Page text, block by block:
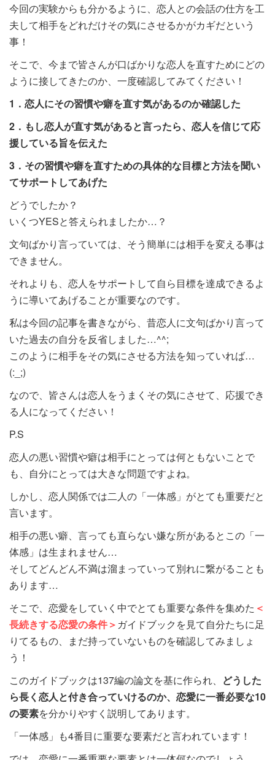
今回の実験からも分かるように、恋人との会話の仕方を工
夫して相手をどれだけその気にさせるかがカギだという
事！
そこで、今まで皆さんが口ばかりな恋人を直すためにどの
ように接してきたのか、一度確認してみてください！
1．恋人にその習慣や癖を直す気があるのか確認した
2．もし恋人が直す気があると言ったら、恋人を信じて応
援している旨を伝えた
3．その習慣や癖を直すための具体的な目標と方法を聞い
てサポートしてあげた
どうでしたか？
いくつYESと答えられましたか…？
文句ばかり言っていては、そう簡単には相手を変える事は
できません。
それよりも、恋人をサポートして自ら目標を達成できるよ
うに導いてあげることが重要なのです。
私は今回の記事を書きながら、昔恋人に文句ばかり言って
いた過去の自分を反省しました…^^;
このように相手をその気にさせる方法を知っていれば…
(:_;)
なので、皆さんは恋人をうまくその気にさせて、応援でき
る人になってください！
P.S
恋人の悪い習慣や癖は相手にとっては何ともないことで
も、自分にとっては大きな問題ですよね。
しかし、恋人関係では二人の「一体感」がとても重要だと
言います。
相手の悪い癖、言っても直らない嫌な所があるとこの「一
体感」は生まれません…
そしてどんどん不満は溜まっていって別れに繋がることも
あります…
そこで、恋愛をしていく中でとても重要な条件を集めた ＜
長続きする恋愛の条件＞ ガイドブックを見て自分たちに足
りてるもの、まだ持っていないものを確認してみましょ
う！
このガイドブックは137編の論文を基に作られ、 どうした
ら長く恋人と付き合っていけるのか、恋愛に一番必要な10
の要素を分かりやすく説明してあります。
「一体感」も4番目に重要な要素だと言われています！